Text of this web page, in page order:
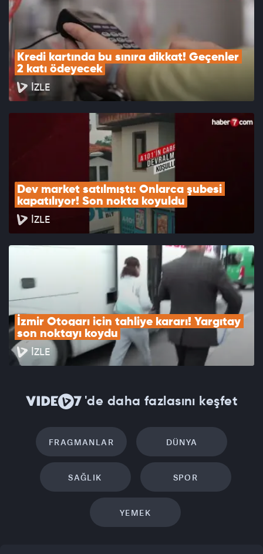
Kredi kartında bu sınıra dikkat! Geçenler
2 katı ödeyecek
İZLE
Dev market satılmıştı: Onlarca şubesi
kapatılıyor! Son nokta koyuldu
İZLE
İzmir Otogarı için tahliye kararı! Yargıtay
son noktayı koydu
İZLE
'de daha fazlasını keşfet
FRAGMANLAR DÜNYA
SAĞLIK SPOR
YEMEK